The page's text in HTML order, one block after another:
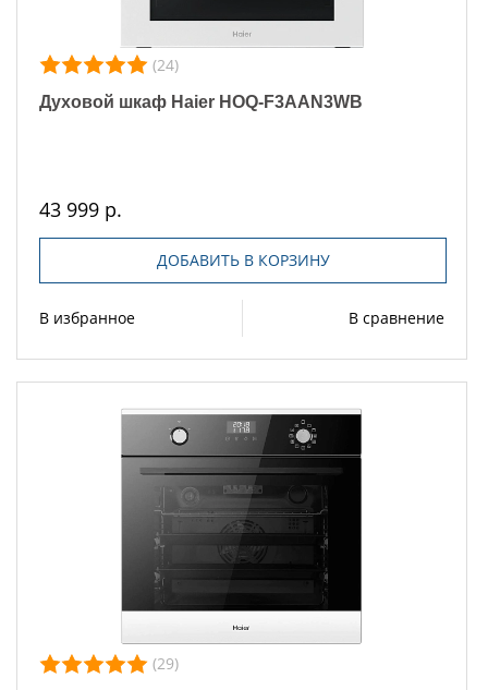
(24)
Духовой шкаф Haier HOQ-F3AAN3WB
43 999 р.
ДОБАВИТЬ В КОРЗИНУ
В избранное В сравнение
(29)